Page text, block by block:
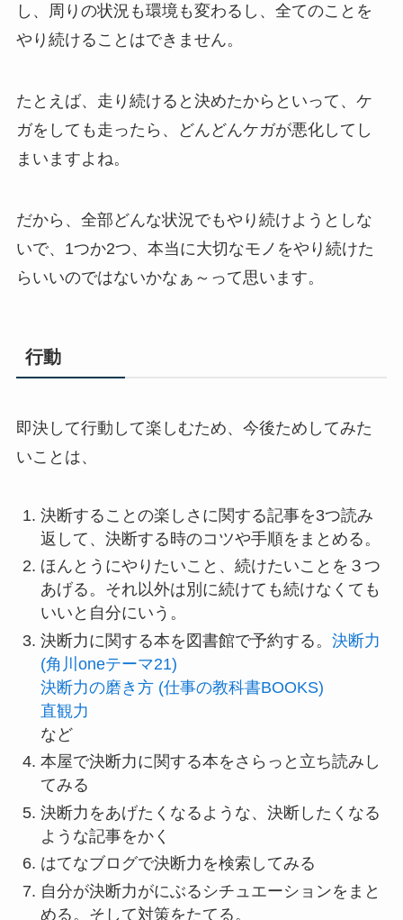
し、周りの状況も環境も変わるし、全てのことを
やり続けることはできません。
たとえば、走り続けると決めたからといって、ケ
ガをしても走ったら、どんどんケガが悪化してし
まいますよね。
だから、全部どんな状況でもやり続けようとしな
いで、1つか2つ、本当に大切なモノをやり続けた
らいいのではないかなぁ～って思います。
行動
即決して行動して楽しむため、今後ためしてみた
いことは、
決断することの楽しさに関する記事を3つ読み
返して、決断する時のコツや手順をまとめる。
ほんとうにやりたいこと、続けたいことを３つ
あげる。それ以外は別に続けても続けなくても
いいと自分にいう。
決断力に関する本を図書館で予約する。 決断力
(角川oneテーマ21)
決断力の磨き方 (仕事の教科書BOOKS)
直観力
など
本屋で決断力に関する本をさらっと立ち読みし
てみる
決断力をあげたくなるような、決断したくなる
ような記事をかく
はてなブログで決断力を検索してみる
自分が決断力がにぶるシチュエーションをまと
める。そして対策をたてる。